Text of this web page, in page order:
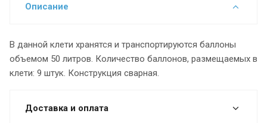
Описание
В данной клети хранятся и транспортируются баллоны
объемом 50 литров. Количество баллонов, размещаемых в
клети: 9 штук. Конструкция сварная.
Доставка и оплата